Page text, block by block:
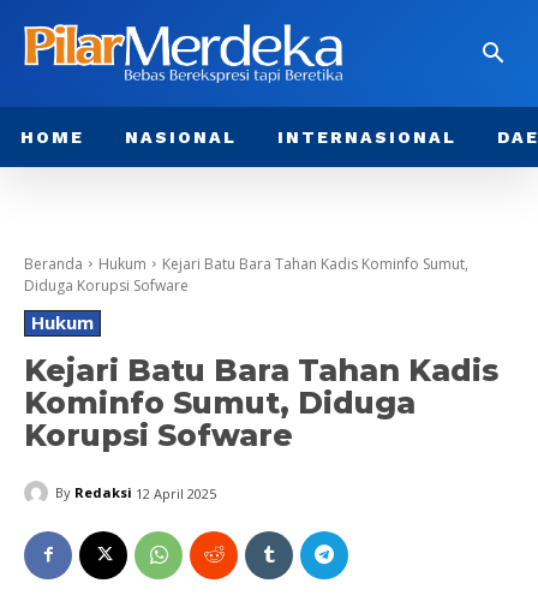
HOME NASIONAL INTERNASIONAL
Beranda Hukum
Kejari Batu Bara Tahan Kadis Kominfo Sumut,
Diduga Korupsi Sofware
Hukum
Kejari Batu Bara Tahan Kadis
Kominfo Sumut, Diduga
Korupsi Sofware
By Redaksi 12 April 2025